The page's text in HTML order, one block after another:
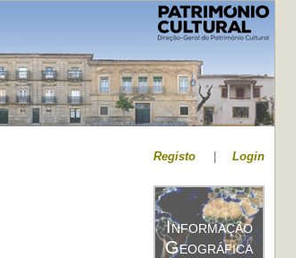
Registo Login
Informação
Geográfica